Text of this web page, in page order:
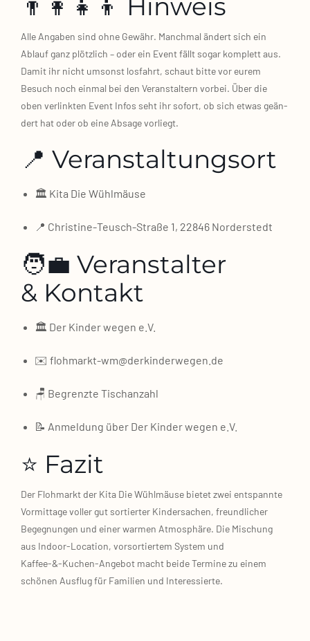
👨‍👩‍👧‍👦 Hinweis
Alle Anga­ben sind ohne Gewähr. Manch­mal ändert sich ein
Ablauf ganz plötz­lich – oder ein Event fällt sogar kom­plett aus.
Damit ihr nicht umsonst los­fahrt, schaut bit­te vor eurem
Besuch noch ein­mal bei den Ver­an­stal­tern vor­bei. Über die
oben ver­link­ten Event Infos seht ihr sofort, ob sich etwas geän­
dert hat oder ob eine Absa­ge vor­liegt.
📍 Veranstaltungsort
🏛️ Kita Die Wühl­mäu­se
📍 Christine‑Teusch‑Straße 1, 22846 Nor­der­stedt
🧑‍💼 Veranstalter
& Kontakt
🏛️ Der Kin­der wegen e.V.
✉️ flohmarkt-wm@derkinderwegen.de
🪑 Begrenz­te Tischan­zahl
📝 Anmel­dung über Der Kin­der wegen e.V.
⭐ Fazit
Der Floh­markt der Kita Die Wühl­mäu­se bie­tet zwei ent­spann­te
Vor­mit­ta­ge vol­ler gut sor­tier­ter Kin­der­sa­chen, freund­li­cher
Begeg­nun­gen und einer war­men Atmo­sphä­re. Die Mischung
aus Indoor‑Location, vor­sor­tier­tem Sys­tem und
Kaffee‑&‑Kuchen‑Angebot macht bei­de Ter­mi­ne zu einem
schö­nen Aus­flug für Fami­li­en und Inter­es­sier­te.